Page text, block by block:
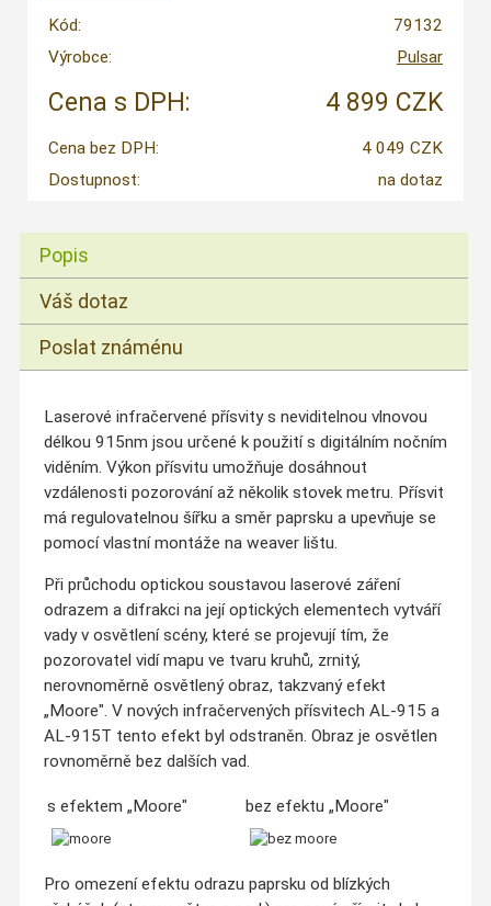
Kód:
79132
Výrobce:
Pulsar
Cena s DPH: 4 899 CZK
Cena bez DPH:
4 049 CZK
Dostupnost:
na dotaz
Popis
Váš dotaz
Poslat známénu
Laserové infračervené přísvity s neviditelnou vlnovou
délkou 915nm jsou určené k použití s digitálním nočním
viděním. Výkon přísvitu umožňuje dosáhnout
vzdálenosti pozorování až několik stovek metru. Přísvit
má regulovatelnou šířku a směr paprsku a upevňuje se
pomocí vlastní montáže na weaver lištu.
Při průchodu optickou soustavou laserové záření
odrazem a difrakci na její optických elementech vytváří
vady v osvětlení scény, které se projevují tím, že
pozorovatel vidí mapu ve tvaru kruhů, zrnitý,
nerovnoměrně osvětlený obraz, takzvaný efekt
„Moore". V nových infračervených přísvitech AL-915 a
AL-915T tento efekt byl odstraněn. Obraz je osvětlen
rovnoměrně bez dalších vad.
s efektem „Moore" bez efektu „Moore"
Pro omezení efektu odrazu paprsku od blízkých